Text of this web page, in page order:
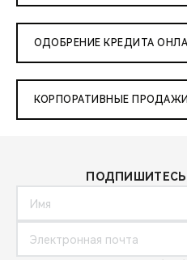
ОДОБРЕНИЕ КРЕДИТА
КОРПОРАТИВНЫЕ ПРОДАЖИ